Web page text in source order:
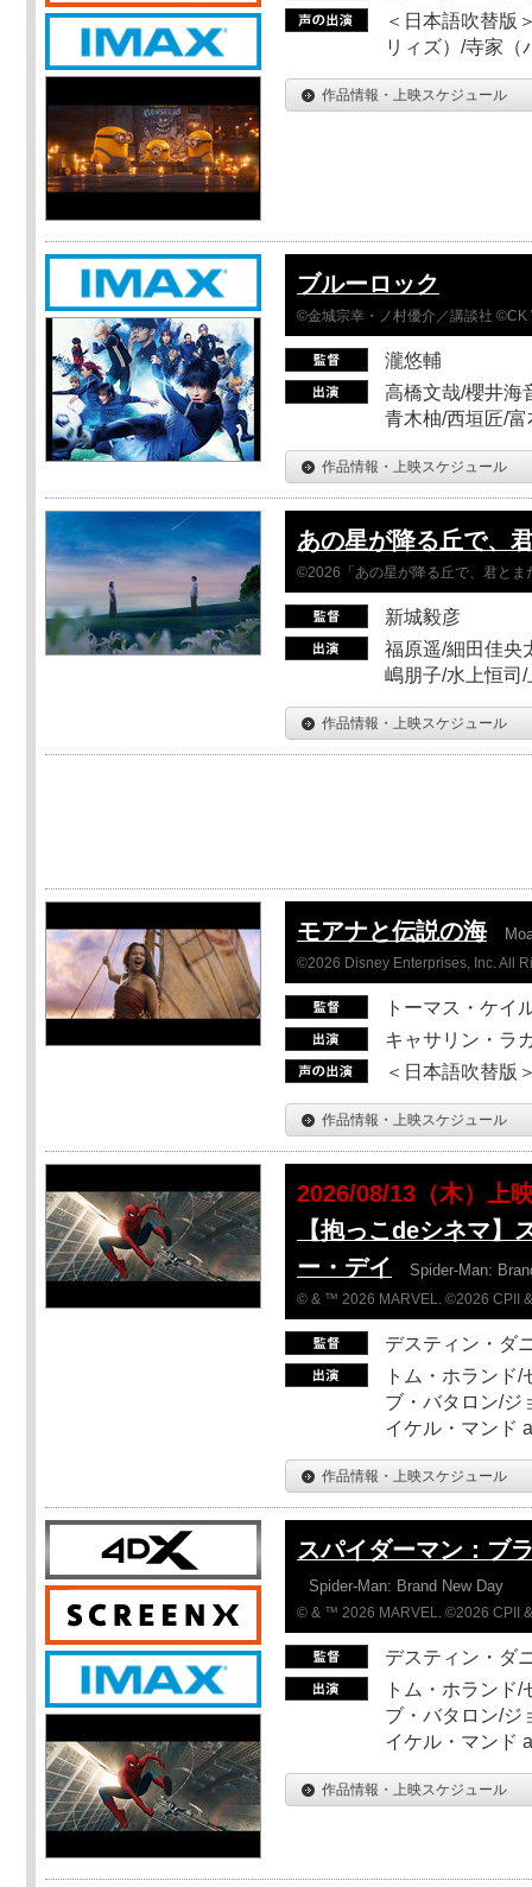
＜日本語吹替版
リィズ）/寺家（
作品情報・上映スケジュール
ブルーロック
©金城宗幸・ノ村優介／講談社 ©CK
瀧悠輔
高橋文哉/櫻井海
青木柚/西垣匠/
作品情報・上映スケジュール
あの星が降る丘で、
©2026「あの星が降る丘で、君とま
新城毅彦
福原遥/細田佳央
嶋朋子/水上恒司
作品情報・上映スケジュール
モアナと伝説の海
©2026 Disney Enterprises, Inc. All
トーマス・ケイ
キャサリン・ラ
＜日本語吹替版
作品情報・上映スケジュール
2026/08/13（木）上
【抱っこdeシネマ】
ー・デイ
Spider-Man:
© & ™ 2026 MARVEL. ©2026 CPII
デスティン・ダ
トム・ホランド
ブ・バタロン/ジ
イケル・マンド
作品情報・上映スケジュール
スパイダーマン：ブ
Spider-Man: Brand New Day
© & ™ 2026 MARVEL. ©2026 CPII
デスティン・ダ
トム・ホランド
ブ・バタロン/ジ
イケル・マンド
作品情報・上映スケジュール